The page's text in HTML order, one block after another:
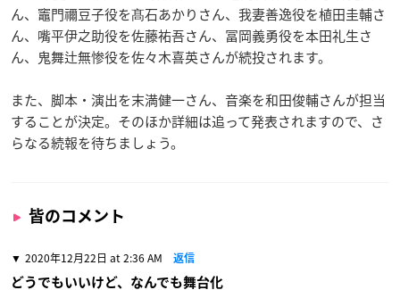
ん、竈門禰豆子役を髙石あかりさん、我妻善逸役を植田圭輔さ
ん、嘴平伊之助役を佐藤祐吾さん、冨岡義勇役を本田礼生さ
ん、鬼舞辻無惨役を佐々木喜英さんが続投されます。
また、脚本・演出を末満健一さん、音楽を和田俊輔さんが担当
することが決定。そのほか詳細は追って発表されますので、さ
らなる続報を待ちましょう。
皆のコメント
2020年12月22日 at 2:36 AM 返信
どうでもいいけど、なんでも舞台化